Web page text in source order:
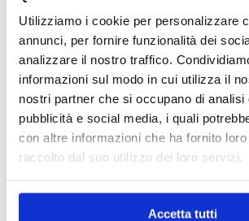
Utilizziamo i cookie per personalizzare
annunci, per fornire funzionalità dei
analizzare il nostro traffico.
informazioni sul modo in cui utilizza il
nostri partner che si occupano di analisi
pubblicità e social media, i quali
con altre informazioni che ha fornito
raccolto dal suo utilizzo dei loro servizi.
Accetta tutti
MAPPA DEL
Trova in un attimo il punto vendita